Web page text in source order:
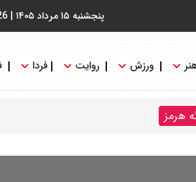
پنجشنبه ۱۵ مرداد ۱۴۰۵ |
ورزش روایت فردا
هرمز